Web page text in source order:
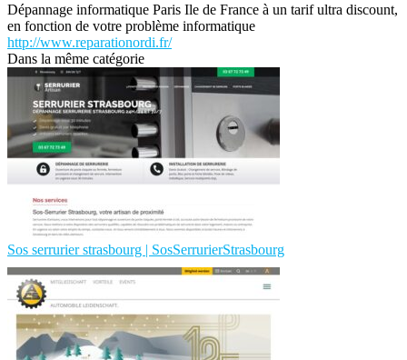
Dépannage informatique Paris Ile de France à un tarif ultra discount,
en fonction de votre problème informatique
http://www.reparationordi.fr/
Dans la même catégorie
Sos serrurier strasbourg | SosSerrurierStrasbourg